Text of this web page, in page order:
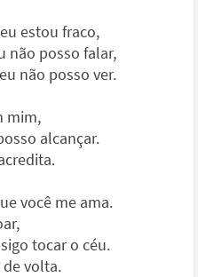
estou fraco,
não posso falar,
não posso ver.
mim,
alcançar.
você me ama.
tocar o céu.
de volta.